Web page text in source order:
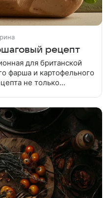
рецепт
для британской
фарша и картофельного
не только